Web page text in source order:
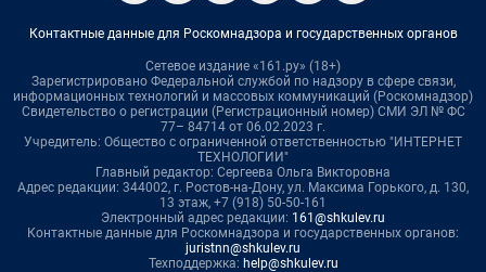
Контактные данные для Роскомнадзора и государственных органов
Сетевое издание «161.ру» (18+)
Зарегистрировано Федеральной службой по надзору в сфере связи,
информационных технологий и массовых коммуникаций (Роскомнадзор)
Свидетельство о регистрации (Регистрационный номер) СМИ ЭЛ № ФС
77– 84714 от 06.02.2023 г.
Учредитель: Общество с ограниченной ответственностью "ИНТЕРНЕТ
ТЕХНОЛОГИИ"
Главный редактор: Сергеева Ольга Викторовна
Адрес редакции: 344002, г. Ростов-на-Дону, ул. Максима Горького, д. 130,
13 этаж, +7 (918) 50-50-161
Электронный адрес редакции: 161@shkulev.ru
Контактные данные для Роскомнадзора и государственных органов:
juristnn@shkulev.ru
Техподдержка: help@shkulev.ru